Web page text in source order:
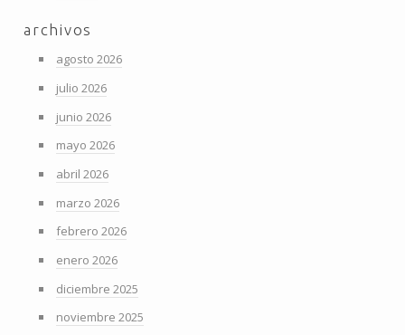
archivos
agosto 2026
julio 2026
junio 2026
mayo 2026
abril 2026
marzo 2026
febrero 2026
enero 2026
diciembre 2025
noviembre 2025